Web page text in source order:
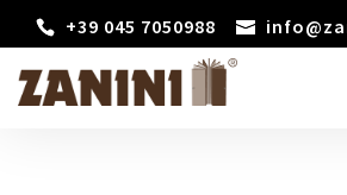
+39 045 7050988